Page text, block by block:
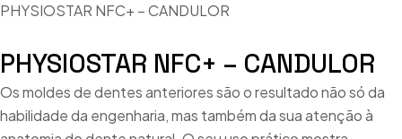
PHYSIOSTAR NFC+ – CANDULOR
PHYSIOSTAR NFC+ – CANDULOR
Os moldes de dentes anteriores são o resultado não só da
habilidade da engenharia, mas também da sua atenção à